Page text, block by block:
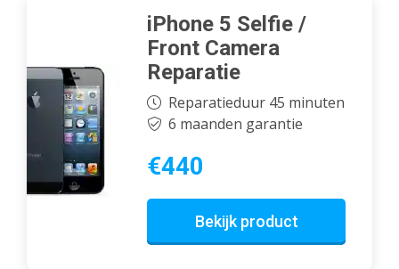
iPhone 5 Selfie /
Front Camera
Reparatie
Reparatieduur 45 minuten
6 maanden garantie
€440
Bekijk product